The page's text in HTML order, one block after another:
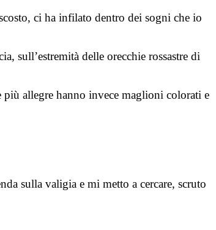
ci ha infilato dentro dei sogni che io
sull’estremità delle orecchie rossastre di
più allegre hanno invece maglioni colorati e
sulla valigia e mi metto a cercare, scruto